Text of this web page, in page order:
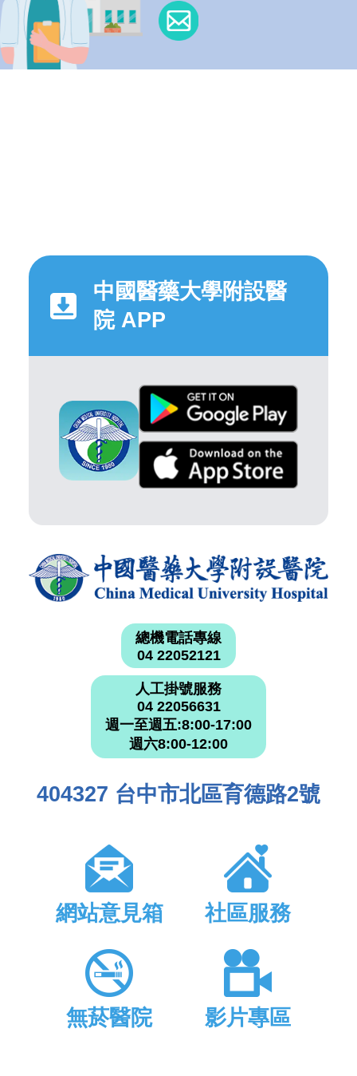
中國醫藥大學附設醫
院 APP
總機電話專線
04 22052121
人工掛號服務
04 22056631
週一至週五:8:00-17:00
週六8:00-12:00
404327 台中市北區育德路2號
網站意見箱 社區服務
無菸醫院 影片專區